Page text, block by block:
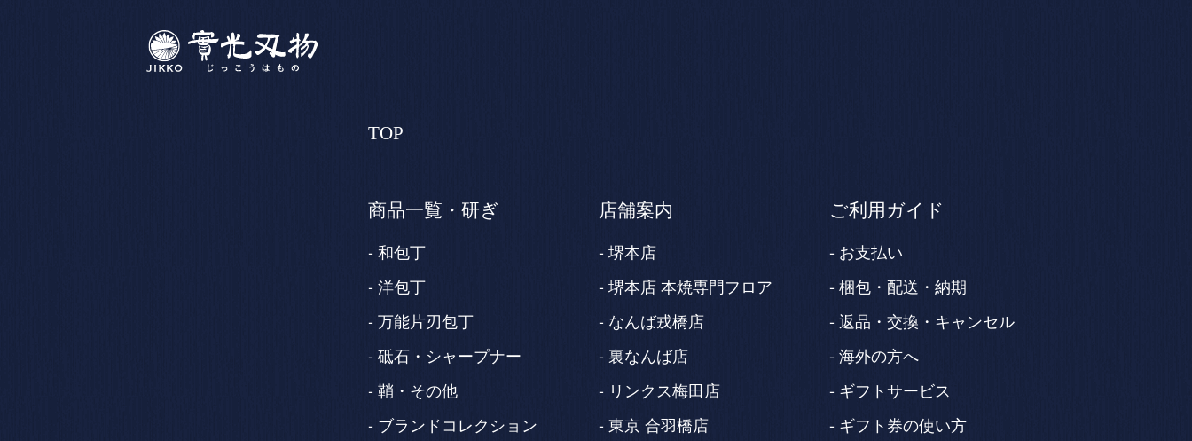
TOP
商品一覧・研ぎ
和包丁
洋包丁
万能片刃包丁
砥石・シャープナー
鞘・その他
ブランドコレクション
店舗案内
堺本店
堺本店 本焼専門フロア
なんば戎橋店
裏なんば店
リンクス梅田店
東京 合羽橋店
ご利用ガイド
お支払い
梱包・配送・納期
返品・交換・キャンセル
海外の方へ
ギフトサービス
ギフト券の使い方